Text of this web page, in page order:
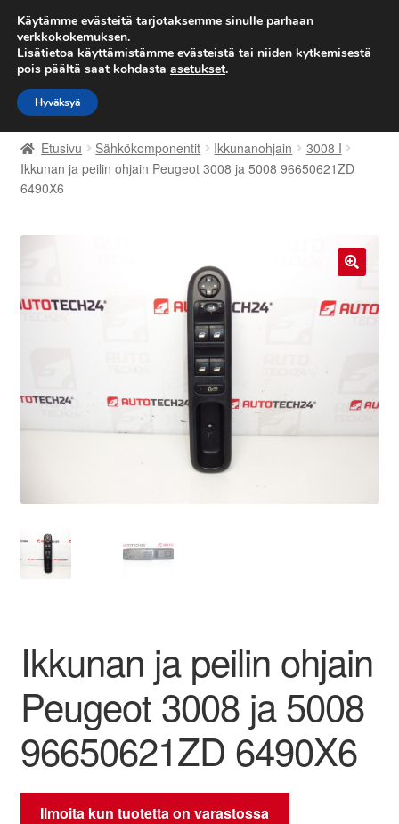
TOIMITUS alkaen 7 EUR
Siirry
navigointiin
Siirry
sisältöön
Etusivu
Kärry
Maailmanlaajuinen toimitus
Meistä
Tarkista
Valitukset
Etusivu Sähkökomponentit Ikkunanohjain
3008 I
Ikkunan ja peilin ohjain Peugeot 3008 ja 5008 96650621ZD
6490X6
Ikkunan ja peilin ohjain
Peugeot 3008 ja 5008
96650621ZD 6490X6
Ilmoita kun tuotetta on varastossa
Käytämme evästeitä tarjotaksemme sinulle parhaan
verkkokokemuksen.
Lisätietoa käyttämistämme evästeistä tai niiden kytkemisestä
pois päältä saat kohdasta asetukset.
Hyväksyä